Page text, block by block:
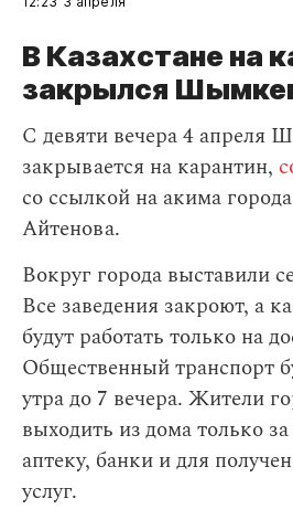
В Казахстане на
закрылся
С девяти вечера 4 апреля
закрывается на карантин,
со ссылкой на акима
Айтенова.
Вокруг города выставили
Все заведения закроют, а
будут работать только на
Общественный транспорт
утра до 7 вечера. Жители
выходить из дома только
аптеку, банки и для
услуг.